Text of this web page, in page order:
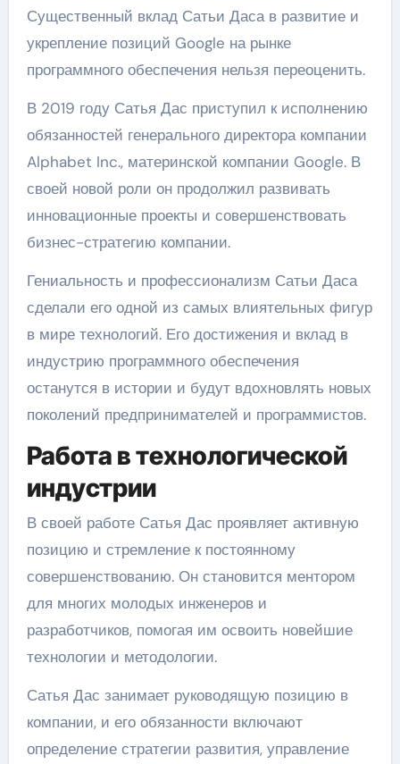
Существенный вклад Сатьи Даса в развитие и
укрепление позиций Google на рынке
программного обеспечения нельзя переоценить.
В 2019 году Сатья Дас приступил к исполнению
обязанностей генерального директора компании
Alphabet Inc., материнской компании Google. В
своей новой роли он продолжил развивать
инновационные проекты и совершенствовать
бизнес-стратегию компании.
Гениальность и профессионализм Сатьи Даса
сделали его одной из самых влиятельных фигур
в мире технологий. Его достижения и вклад в
индустрию программного обеспечения
останутся в истории и будут вдохновлять новых
поколений предпринимателей и программистов.
Работа в технологической
индустрии
В своей работе Сатья Дас проявляет активную
позицию и стремление к постоянному
совершенствованию. Он становится ментором
для многих молодых инженеров и
разработчиков, помогая им освоить новейшие
технологии и методологии.
Сатья Дас занимает руководящую позицию в
компании, и его обязанности включают
определение стратегии развития, управление